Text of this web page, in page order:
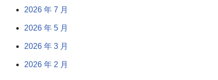
2026 年 7 月
2026 年 5 月
2026 年 3 月
2026 年 2 月